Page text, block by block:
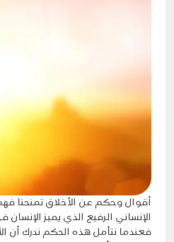
أقوال وحكم عن الأخلاق تمنحنا
الإنساني الرفيع الذي يميز الإنسان
فعندما نتأمل هذه الحكم ندرك أن